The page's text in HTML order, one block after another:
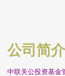
公司简介
中联关公投资基金